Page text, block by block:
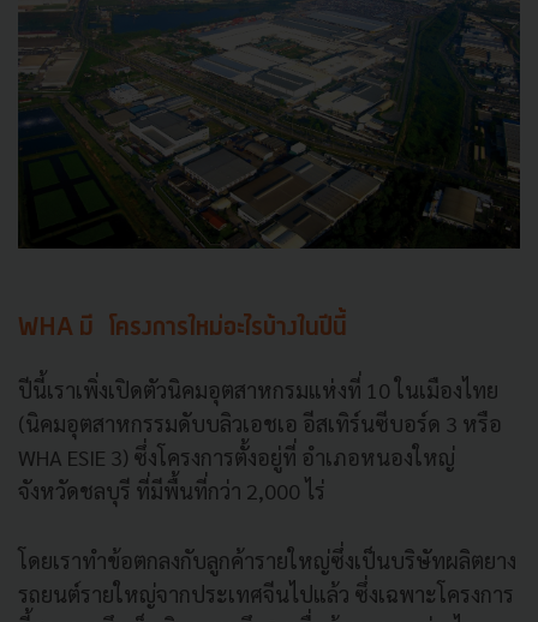
WHA มี โครงการใหม่อะไรบ้างในปีนี้
ปีนี้เราเพิ่งเปิดตัวนิคมอุตสาหกรมแห่งที่ 10 ในเมืองไทย
(นิคมอุตสาหกรรมดับบลิวเอชเอ อีสเทิร์นซีบอร์ด 3 หรือ
WHA ESIE 3) ซึ่งโครงการตั้งอยู่ที่ อำเภอหนองใหญ่
จังหวัดชลบุรี ที่มีพื้นที่กว่า 2,000 ไร่
โดยเราทำข้อตกลงกับลูกค้ารายใหญ่ซึ่งเป็นบริษัทผลิตยาง
รถยนต์รายใหญ่จากประเทศจีนไปแล้ว ซึ่งเฉพาะโครงการ